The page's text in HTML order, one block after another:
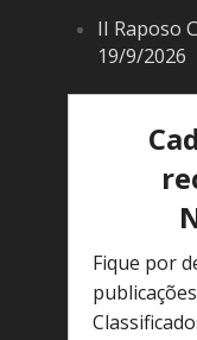
II Raposo
19/9/2026